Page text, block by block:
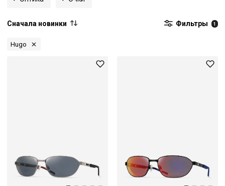
Сначала новинки Фильтры 1
Hugo